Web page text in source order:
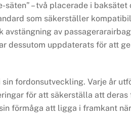
– två placerade i baksätet
som säkerställer
avstängning av
dessutom uppdaterats för att
fordonsutveckling. Varje år
för att säkerställa att deras
förmåga att ligga i framkant